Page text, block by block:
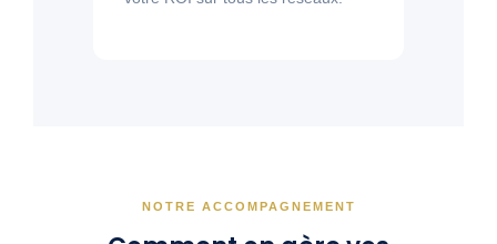
NOTRE ACCOMPAGNEMENT